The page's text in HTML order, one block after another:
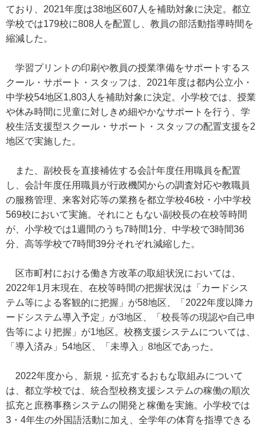
ており、2021年度は38地区607人を補助対象に決定。都立
学校では179校に808人を配置し、教員の部活動指導時間を
縮減した。
学習プリントの印刷や教員の授業準備をサポートするス
クール・サポート・スタッフは、2021年度は都内公立小・
中学校54地区1,803人を補助対象に決定。小学校では、授業
や休み時間に児童に対しきめ細やかなサポートを行う、学
校生活支援型スクール・サポート・スタッフの配置支援を2
地区で実施した。
また、副校長を直接補佐する会計年度任用職員を配置
し、会計年度任用職員が行政機関からの調査対応や教職員
の服務管理、来客対応等の業務を都立学校46校・小中学校
569校において実施。それにともない副校長の在校等時間
が、小学校では1週間のうち7時間1分、中学校で3時間36
分、高等学校で7時間39分それぞれ減縮した。
区市町村における働き方改革の取組状況においては、
2022年1月末現在、在校等時間の把握状況は「カードシス
テム等による客観的に把握」が58地区、「2022年度以降カ
ードシステム導入予定」が3地区、「校長等の現認や自己申
告等により把握」が1地区。校務支援システムについては、
「導入済み」54地区、「未導入」8地区であった。
2022年度から、新規・拡充するおもな取組みについて
は、都立学校では、統合型校務支援システムの稼働の順次
拡充と庶務事務システムの開発と稼働を実施。小学校では
3・4年生の外国語活動に加え、全学年の体育を指導できる